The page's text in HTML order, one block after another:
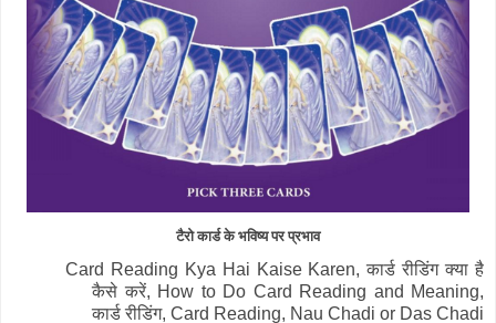
टैरो कार्ड के भविष्य पर प्रभाव
Card Reading Kya Hai Kaise Karen, कार्ड रीडिंग क्या है
कैसे करें, How to Do Card Reading and Meaning,
कार्ड रीडिंग, Card Reading, Nau Chadi or Das Chadi